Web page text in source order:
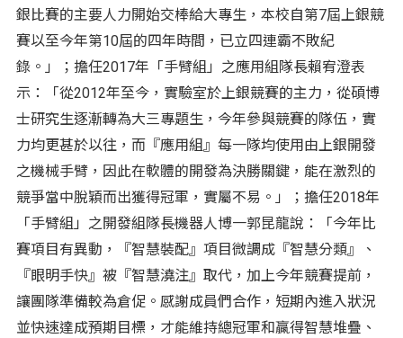
銀比賽的主要人力開始交棒給大專生，本校自第7屆上銀競
賽以至今年第10屆的四年時間，已立四連霸不敗紀
錄。」；擔任2017年「手臂組」之應用組隊長賴宥澄表
示：「從2012年至今，實驗室於上銀競賽的主力，從碩博
士研究生逐漸轉為大三專題生，今年參與競賽的隊伍，實
力均更甚於以往，而『應用組』每一隊均使用由上銀開發
之機械手臂，因此在軟體的開發為決勝關鍵，能在激烈的
競爭當中脫穎而出獲得冠軍，實屬不易。」；擔任2018年
「手臂組」之開發組隊長機器人博一郭昆龍說：「今年比
賽項目有異動，『智慧裝配』項目微調成『智慧分類』、
『眼明手快』被『智慧澆注』取代，加上今年競賽提前，
讓團隊準備較為倉促。感謝成員們合作，短期內進入狀況
並快速達成預期目標，才能維持總冠軍和贏得智慧堆疊、